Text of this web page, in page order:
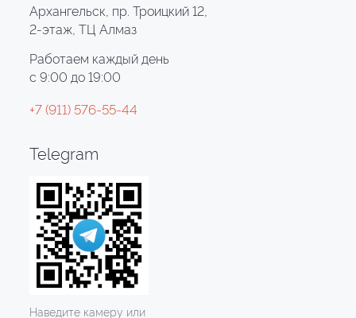
Архангельск, пр. Троицкий 12,
2-этаж, ТЦ Алмаз
Работаем каждый день
с 9:00 до 19:00
+7 (911) 576-55-44
Telegram
Наведите камеру или